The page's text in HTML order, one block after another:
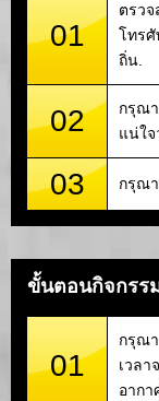
01
ตรวจ
โทร
ถิ่น.
02 กรุณ
แน่ใ
03 กรุณ
ขั้นตอนกิจกรร
01
กรุณ
เวลา
อาก